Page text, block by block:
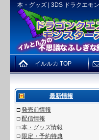
本・グッズ | 3DS ドラクエモ
最新情報
□発売前情報
□配信情報
□本・グッズ情報
□ 限定・予約特典
イルルカ TOP